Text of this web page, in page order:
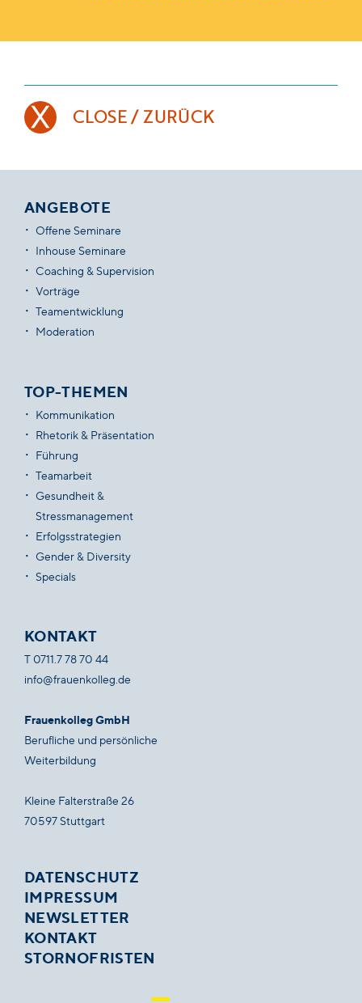
CLOSE / ZURÜCK
ANGEBOTE
Offene Seminare
Inhouse Seminare
Coaching & Supervision
Vorträge
Teamentwicklung
Moderation
TOP-THEMEN
Kommunikation
Rhetorik & Präsentation
Führung
Teamarbeit
Gesundheit &
Stressmanagement
Erfolgsstrategien
Gender & Diversity
Specials
KONTAKT
T0711.7 78 70 44
info@frauenkolleg.de
Frauenkolleg GmbH
Berufliche und persönliche
Weiterbildung
Kleine Falterstraße 26
70597 Stuttgart
DATENSCHUTZ
IMPRESSUM
NEWSLETTER
KONTAKT
STORNOFRISTEN